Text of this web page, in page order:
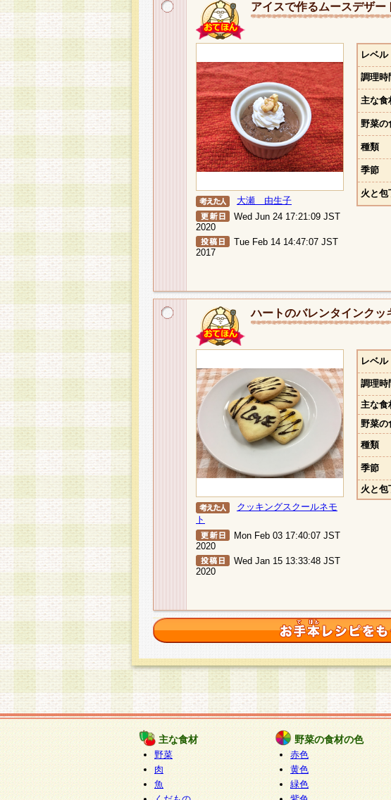
アイスで作るムースデザー
大瀬 由生子
Wed Jun 24 17:21:09 JST
2020
Tue Feb 14 14:47:07 JST
2017
レベル
調理時
主な食
野菜の
種類
季節
火と包
ハートのバレンタインクッ
クッキングスクールネモ
ト
Mon Feb 03 17:40:07 JST
2020
Wed Jan 15 13:33:48 JST
2020
レベル
調理時
主な食
野菜の
種類
季節
火と包
主な食材
野菜
肉
魚
野菜の食材の色
赤色
黄色
緑色